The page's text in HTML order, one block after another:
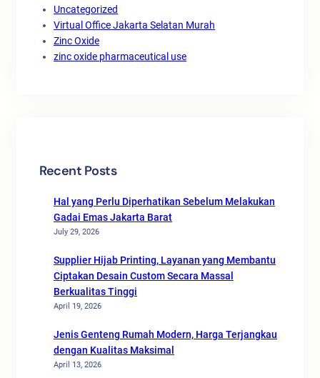
Uncategorized
Virtual Office Jakarta Selatan Murah
Zinc Oxide
zinc oxide pharmaceutical use
Recent Posts
Hal yang Perlu Diperhatikan Sebelum Melakukan
Gadai Emas Jakarta Barat
July 29, 2026
Supplier Hijab Printing, Layanan yang Membantu
Ciptakan Desain Custom Secara Massal
Berkualitas Tinggi
April 19, 2026
Jenis Genteng Rumah Modern, Harga Terjangkau
dengan Kualitas Maksimal
April 13, 2026